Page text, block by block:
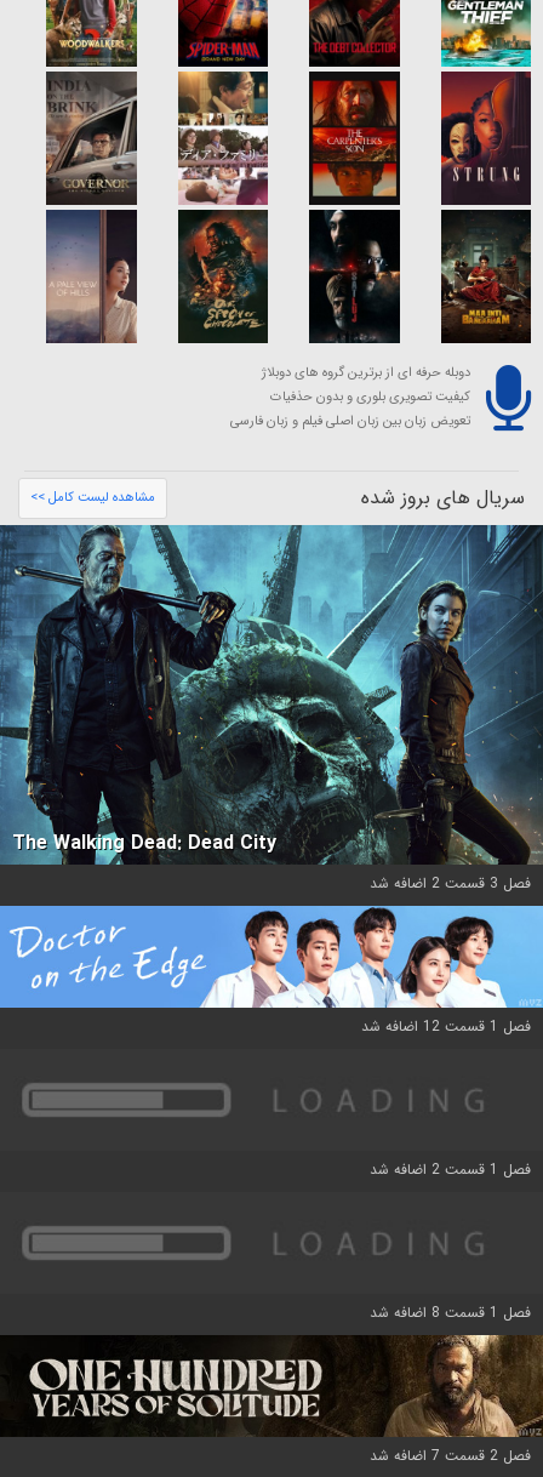
دوبله حرفه ای از برترین گروه های دوبلاژ
کیفیت تصویری بلوری و بدون حذفیات
تعویض زبان بین زبان اصلی فیلم و زبان فارسی
سریال های بروز شده مشاهده لیست کامل >>
The Walking Dead: Dead City
فصل 3 قسمت 2 اضافه شد
فصل 1 قسمت 12 اضافه شد
فصل 1 قسمت 2 اضافه شد
فصل 1 قسمت 8 اضافه شد
فصل 2 قسمت 7 اضافه شد